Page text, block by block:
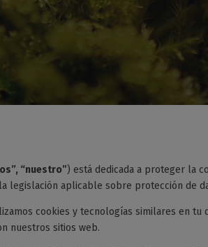
“nuestro”) está dedicada a proteger la
legislación aplicable sobre protección de
cookies y tecnologías similares en
nuestros sitios web.